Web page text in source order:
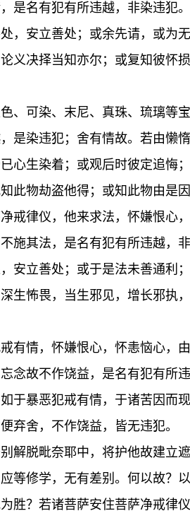
是名有犯有所违越，非染违犯
，安立善处；或余先请，或为
义决择当知亦尔；或复知彼怀
、可染、末尼、真珠、琉璃等
是染违犯；舍有情故。若由懒
心生染着；或观后时彼定追悔
此物劫盗他得；或知此物由是
戒律仪，他来求法，怀嫌恨心
施其法，是名有犯有所违越，
安立善处；或于是法未善通利
生怖畏，当生邪见，增长邪执
有情，怀嫌恨心，怀恚恼心，
念故不作饶益，是名有犯有所
于暴恶犯戒有情，于诸苦因而
弃舍，不作饶益，皆无违犯。
解脱毗奈耶中，将护他故建立
等修学，无有差别。何以故？
胜？若诸菩萨安住菩萨净戒律